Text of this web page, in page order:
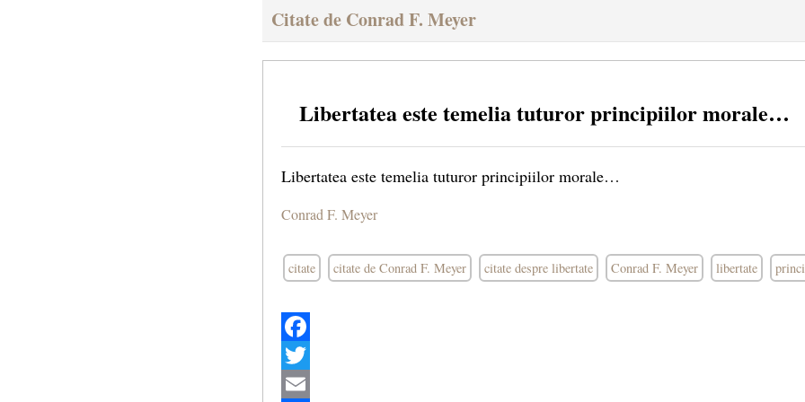
Citate de Conrad F. Meyer
Libertatea este temelia tuturor principiilor morale…
Libertatea este temelia tuturor principiilor morale…
Conrad F. Meyer
citate citate de Conrad F. Meyer citate despre libertate Conrad F. Meyer libertate
Facebook
Twitter